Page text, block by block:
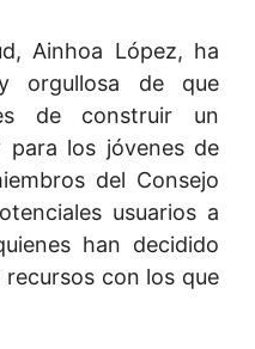
Ainhoa López, ha
orgullosa de que
de construir un
para los jóvenes de
del Consejo
usuarios a
han decidido
con los que